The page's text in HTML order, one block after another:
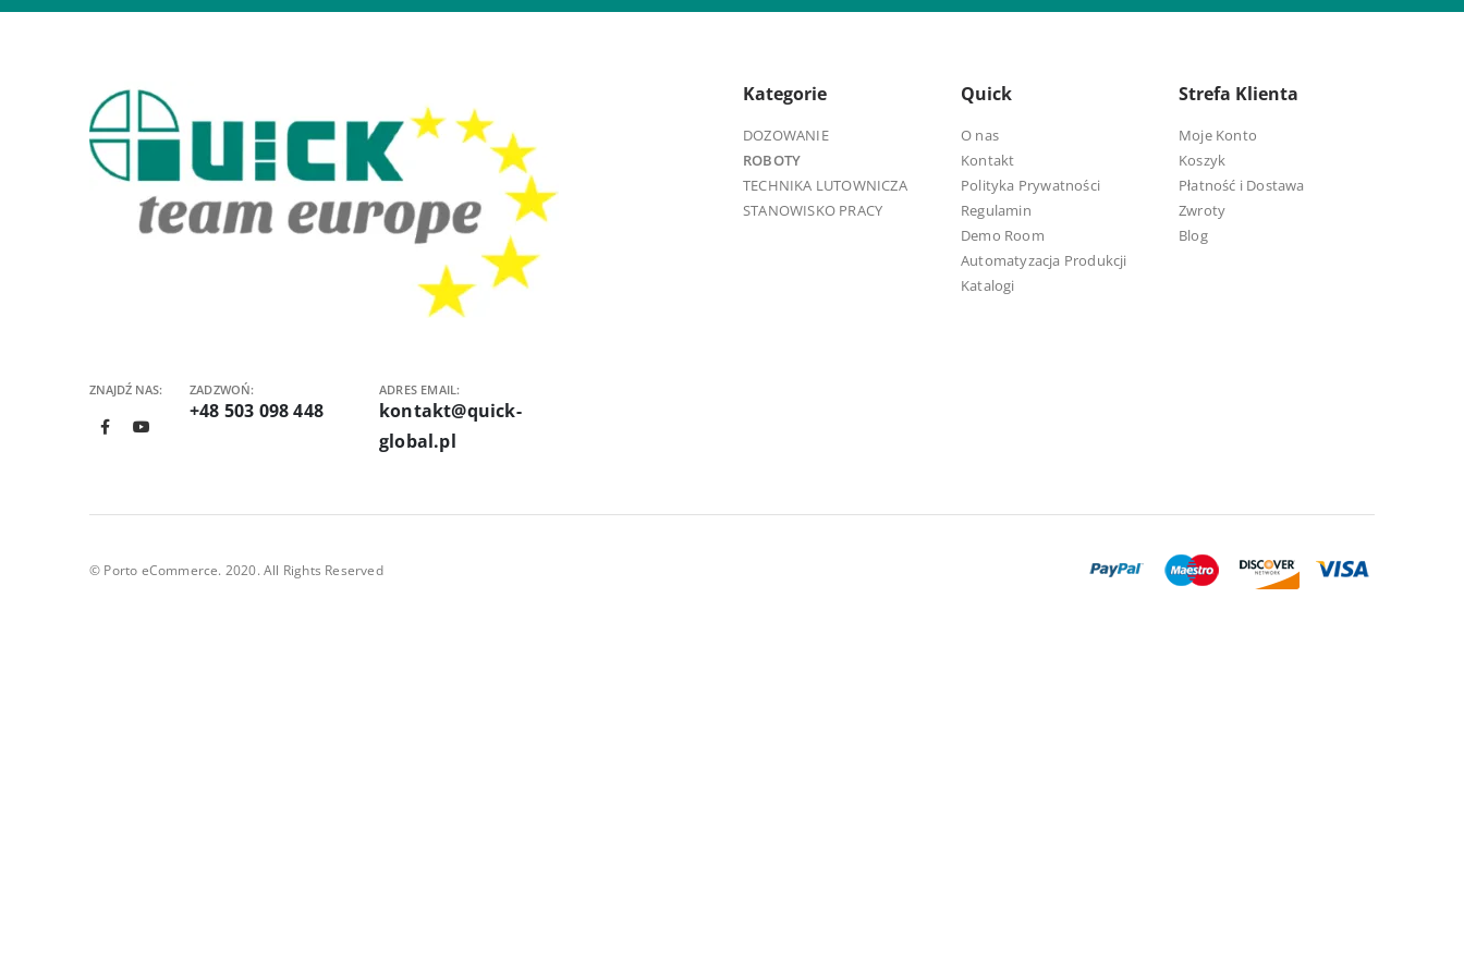
ZNAJDŹ NAS: ZADZWOŃ:
+48 503 098 448
ADRES EMAIL:
kontakt@quick-
global.pl
Kategorie
DOZOWANIE
ROBOTY
TECHNIKA LUTOWNICZA
STANOWISKO PRACY
Quick
O nas
Kontakt
Polityka Prywatności
Regulamin
Demo Room
Automatyzacja Produkcji
Katalogi
Strefa Klienta
Moje Konto
Koszyk
Płatność i Dostawa
Zwroty
Blog
© Porto eCommerce. 2020. All Rights Reserved